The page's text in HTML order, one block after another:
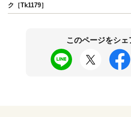
ク［Tk1179］
このページをシェ